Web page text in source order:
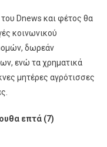
Dnews και φέτος θα
κοινωνικού
δωρεάν
ενώ τα χρηματικά
μητέρες αγρότισσες
επτά (7)